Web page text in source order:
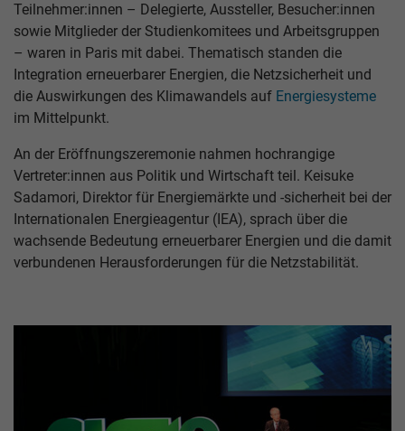
Teilnehmer:innen – Delegierte, Aussteller, Besucher:innen
sowie Mitglieder der Studienkomitees und Arbeitsgruppen
– waren in Paris mit dabei. Thematisch standen die
Integration erneuerbarer Energien, die Netzsicherheit und
die Auswirkungen des Klimawandels auf Energiesysteme
im Mittelpunkt.
An der Eröffnungszeremonie nahmen hochrangige
Vertreter:innen aus Politik und Wirtschaft teil. Keisuke
Sadamori, Direktor für Energiemärkte und -sicherheit bei der
Internationalen Energieagentur (IEA), sprach über die
wachsende Bedeutung erneuerbarer Energien und die damit
verbundenen Herausforderungen für die Netzstabilität.